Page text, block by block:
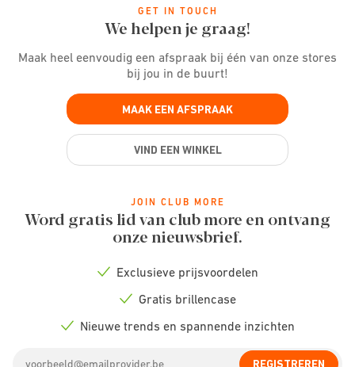
GET IN TOUCH
We helpen je graag!
Maak heel eenvoudig een afspraak bij één van onze stores
bij jou in de buurt!
MAAK EEN AFSPRAAK
VIND EEN WINKEL
JOIN CLUB MORE
Word gratis lid van club more en ontvang
onze nieuwsbrief.
icon
Exclusieve prijsvoordelen
icon
Gratis brillencase
Nieuwe trends en spannende inzichten
REGISTREREN